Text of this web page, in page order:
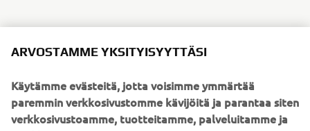
ARVOSTAMME YKSITYISYYTTÄSI
Käytämme evästeitä, jotta voisimme ymmärtää
paremmin verkkosivustomme kävijöitä ja parantaa siten
verkkosivustoamme, tuotteitamme, palveluitamme ja